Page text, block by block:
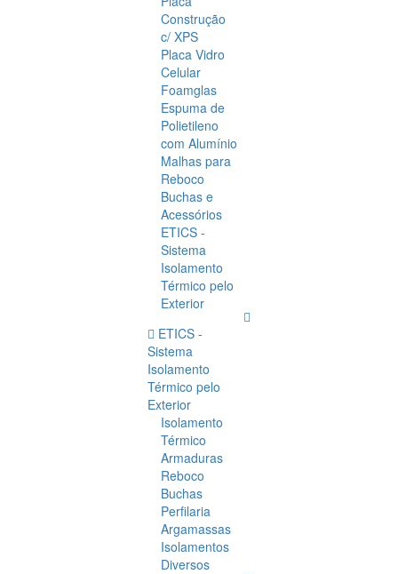
Construção
c/ XPS
Placa Vidro
Celular
Foamglas
Espuma de
Polietileno
com Alumínio
Malhas para
Reboco
Buchas e
Acessórios
ETICS -
Sistema
Isolamento
Térmico pelo
Exterior
ETICS -
Sistema
Isolamento
Térmico pelo
Exterior
Isolamento
Térmico
Armaduras
Reboco
Buchas
Perfilaria
Argamassas
Isolamentos
Diversos